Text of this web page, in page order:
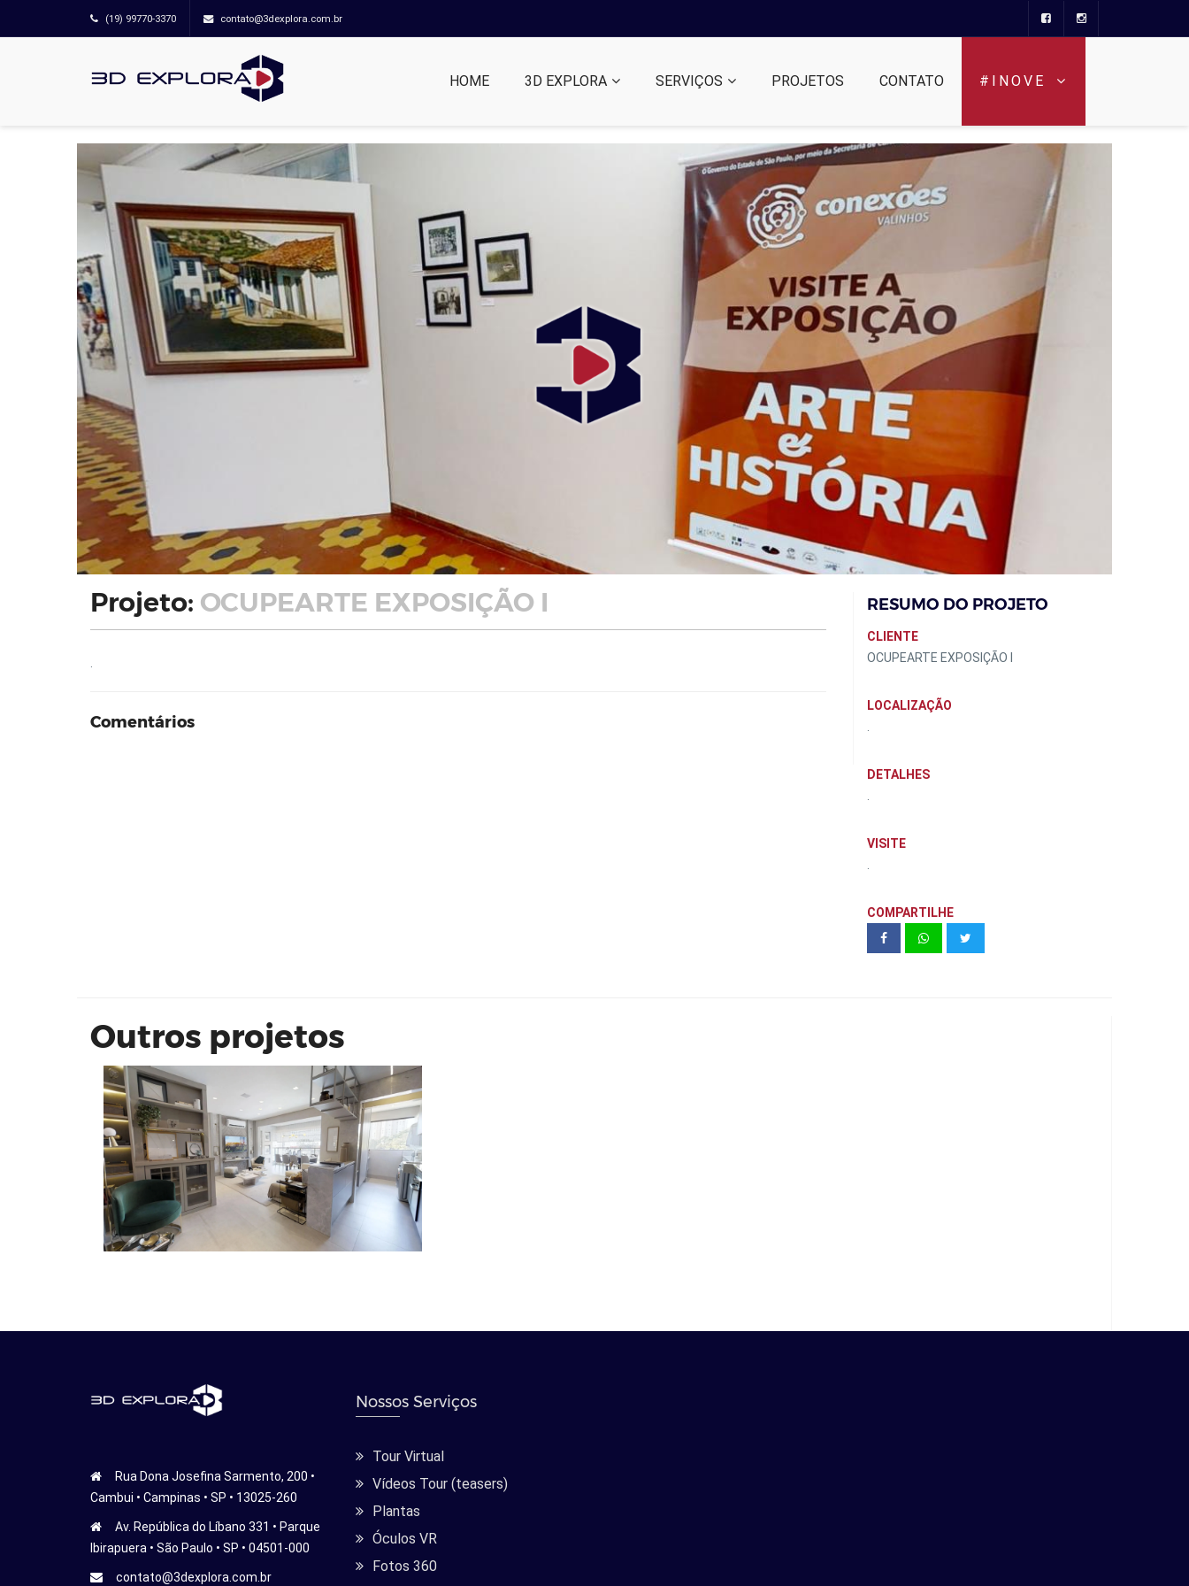
(19) 99770-3370 contato@3dexplora.com.br
HOME 3D EXPLORA SERVIÇOS PROJETOS CONTATO #INOVE
Projeto: OCUPEARTE EXPOSIÇÃO I
Comentários
RESUMO DO PROJETO
CLIENTE
OCUPEARTE EXPOSIÇÃO I
LOCALIZAÇÃO
DETALHES
VISITE
COMPARTILHE
Outros projetos
Almagah Unidade 409
Rua Dona Josefina Sarmento, 200 •
Cambui • Campinas • SP • 13025-260
Av. República do Líbano 331 • Parque
Ibirapuera • São Paulo • SP • 04501-000
contato@3dexplora.com.br
Nossos Serviços
Tour Virtual
Vídeos Tour (teasers)
Plantas
Óculos VR
Fotos 360